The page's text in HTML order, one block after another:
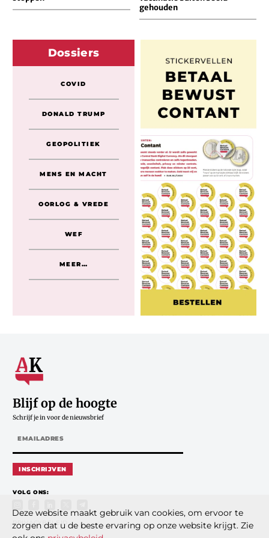
gehouden
Dossiers
COVID
DONALD TRUMP
GEOPOLITIEK
MENS EN MACHT
OORLOG & VREDE
WEF
MEER…
Blijf op de hoogte
Schrijf je in voor de nieuwsbrief
INSCHRIJVEN
VOLG ONS:
PRIVACYBELEID
Deze website maakt gebruik van cookies, om ervoor te
zorgen dat u de beste ervaring op onze website krijgt. Zie